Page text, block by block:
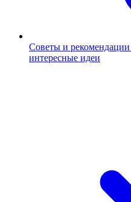
Советы и рекомендации
интересные идеи